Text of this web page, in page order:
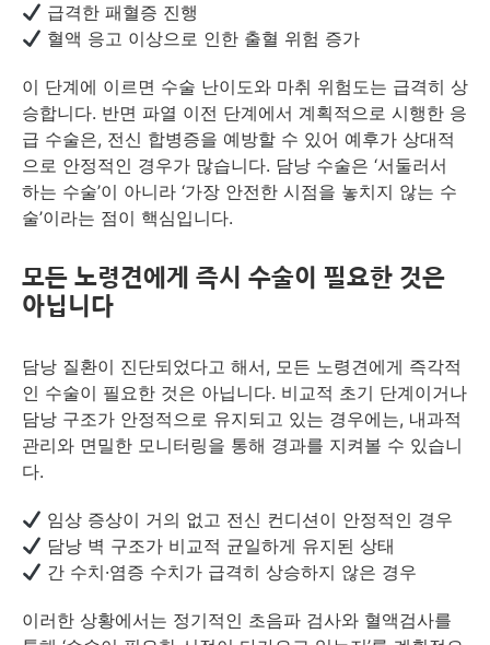
급격한 패혈증 진행
혈액 응고 이상으로 인한 출혈 위험 증가
이 단계에 이르면 수술 난이도와 마취 위험도는 급격히 상
승합니다. 반면 파열 이전 단계에서 계획적으로 시행한 응
급 수술은, 전신 합병증을 예방할 수 있어 예후가 상대적
으로 안정적인 경우가 많습니다. 담낭 수술은 ‘서둘러서
하는 수술’이 아니라 ‘가장 안전한 시점을 놓치지 않는 수
술’이라는 점이 핵심입니다.
모든 노령견에게 즉시 수술이 필요한 것은
아닙니다
담낭 질환이 진단되었다고 해서, 모든 노령견에게 즉각적
인 수술이 필요한 것은 아닙니다. 비교적 초기 단계이거나
담낭 구조가 안정적으로 유지되고 있는 경우에는, 내과적
관리와 면밀한 모니터링을 통해 경과를 지켜볼 수 있습니
다.
임상 증상이 거의 없고 전신 컨디션이 안정적인 경우
담낭 벽 구조가 비교적 균일하게 유지된 상태
간 수치·염증 수치가 급격히 상승하지 않은 경우
이러한 상황에서는 정기적인 초음파 검사와 혈액검사를